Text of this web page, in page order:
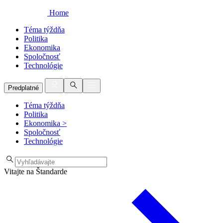
Home
Téma týždňa
Politika
Ekonomika
Spoločnosť
Technológie
Predplatné
Téma týždňa
Politika
Ekonomika >
Spoločnosť
Technológie
Vitajte na Štandarde